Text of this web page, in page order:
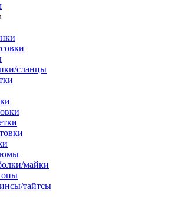
сланцы
майки
тайтсы